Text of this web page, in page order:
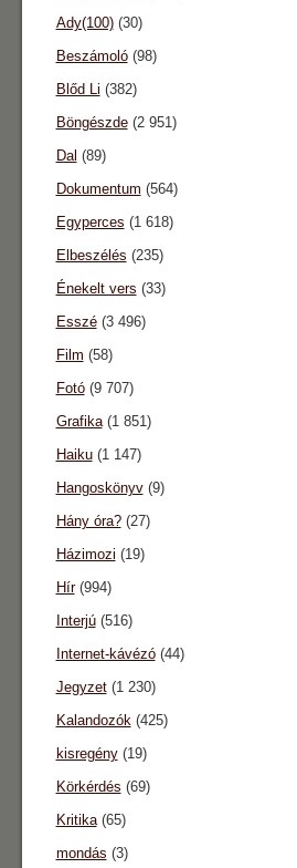
Ady(100)(30)
Beszámoló(98)
Blőd Li (382)
Böngészde(2 951)
Dal (89)
Dokumentum (564)
Egyperces (1 618)
Elbeszélés (235)
Énekelt vers (33)
Esszé(3 496)
Film (58)
Fotó(9 707)
Grafika(1 851)
Haiku(1 147)
Hangoskönyv(9)
Hány óra?(27)
Házimozi (19)
Hír(994)
Interjú(516)
Internet-kávézó(44)
Jegyzet(1 230)
Kalandozók(425)
kisregény(19)
Körkérdés (69)
Kritika(65)
mondás (3)